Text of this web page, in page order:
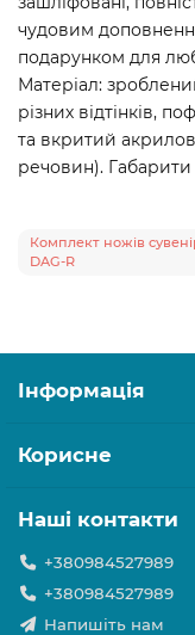
чудовим
подарунком для
Матеріал:
різних відтінків,
та вкритий
речовин). Габарити
Комплект ножів
DAG-R
Інформація
Корисне
Наші контакти
+380984527989
+380984527989
Напишіть нам